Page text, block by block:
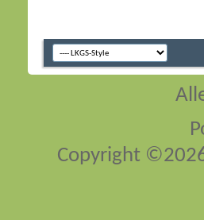
Copyright